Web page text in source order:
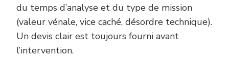
du temps d’analyse et du type de mission
(valeur vénale, vice caché, désordre technique).
Un devis clair est toujours fourni avant
l’intervention.